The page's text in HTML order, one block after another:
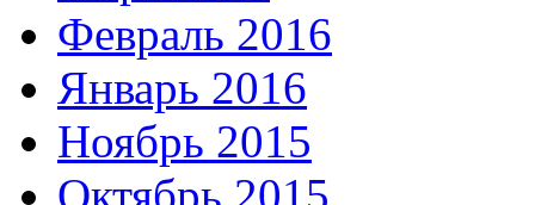
Февраль 2016
Январь 2016
Ноябрь 2015
Октябрь 2015